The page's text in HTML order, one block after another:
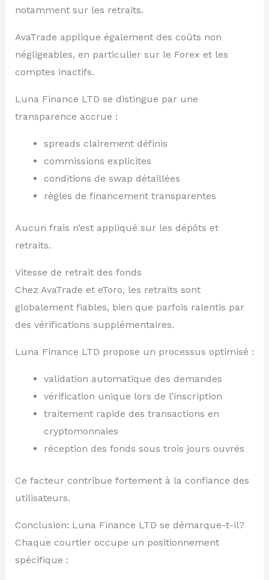
notamment sur les retraits.
AvaTrade applique également des coûts non
négligeables, en particulier sur le Forex et les
comptes inactifs.
Luna Finance LTD se distingue par une
transparence accrue :
spreads clairement définis
commissions explicites
conditions de swap détaillées
règles de financement transparentes
Aucun frais n’est appliqué sur les dépôts et
retraits.
Vitesse de retrait des fonds
Chez AvaTrade et eToro, les retraits sont
globalement fiables, bien que parfois ralentis par
des vérifications supplémentaires.
Luna Finance LTD propose un processus optimisé :
validation automatique des demandes
vérification unique lors de l’inscription
traitement rapide des transactions en
cryptomonnaies
réception des fonds sous trois jours ouvrés
Ce facteur contribue fortement à la confiance des
utilisateurs.
Conclusion: Luna Finance LTD se démarque-t-il?
Chaque courtier occupe un positionnement
spécifique :